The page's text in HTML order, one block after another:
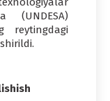
(UNDESA)
reytingdagi